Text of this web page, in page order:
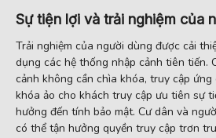
Sự tiện lợi và trải nghiệm của
Trải nghiệm của người dùng được cải
dụng các hệ thống nhập cảnh tiên tiến.
cảnh không cần chìa khóa, truy cập
khóa ảo cho khách truy cập ưu tiên sự
hưởng đến tính bảo mật. Cư dân và
có thể tận hưởng quyền truy cập trơn